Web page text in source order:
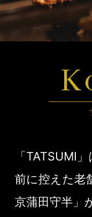
「TATSUMI
前に控えた老
京蒲田守半」